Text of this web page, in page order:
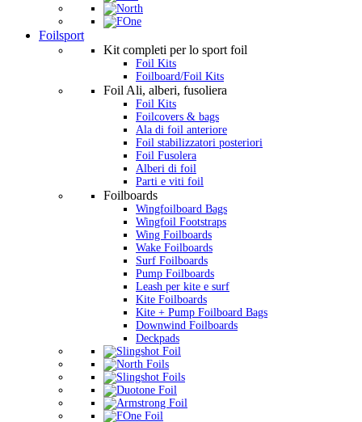
Foilsport
Kit completi per lo sport foil
Foil Kits
Foilboard/Foil Kits
Foil Ali, alberi, fusoliera
Foil Kits
Foilcovers & bags
Ala di foil anteriore
Foil stabilizzatori posteriori
Foil Fusolera
Alberi di foil
Parti e viti foil
Foilboards
Wingfoilboard Bags
Wingfoil Footstraps
Wing Foilboards
Wake Foilboards
Surf Foilboards
Pump Foilboards
Leash per kite e surf
Kite Foilboards
Kite + Pump Foilboard Bags
Downwind Foilboards
Deckpads